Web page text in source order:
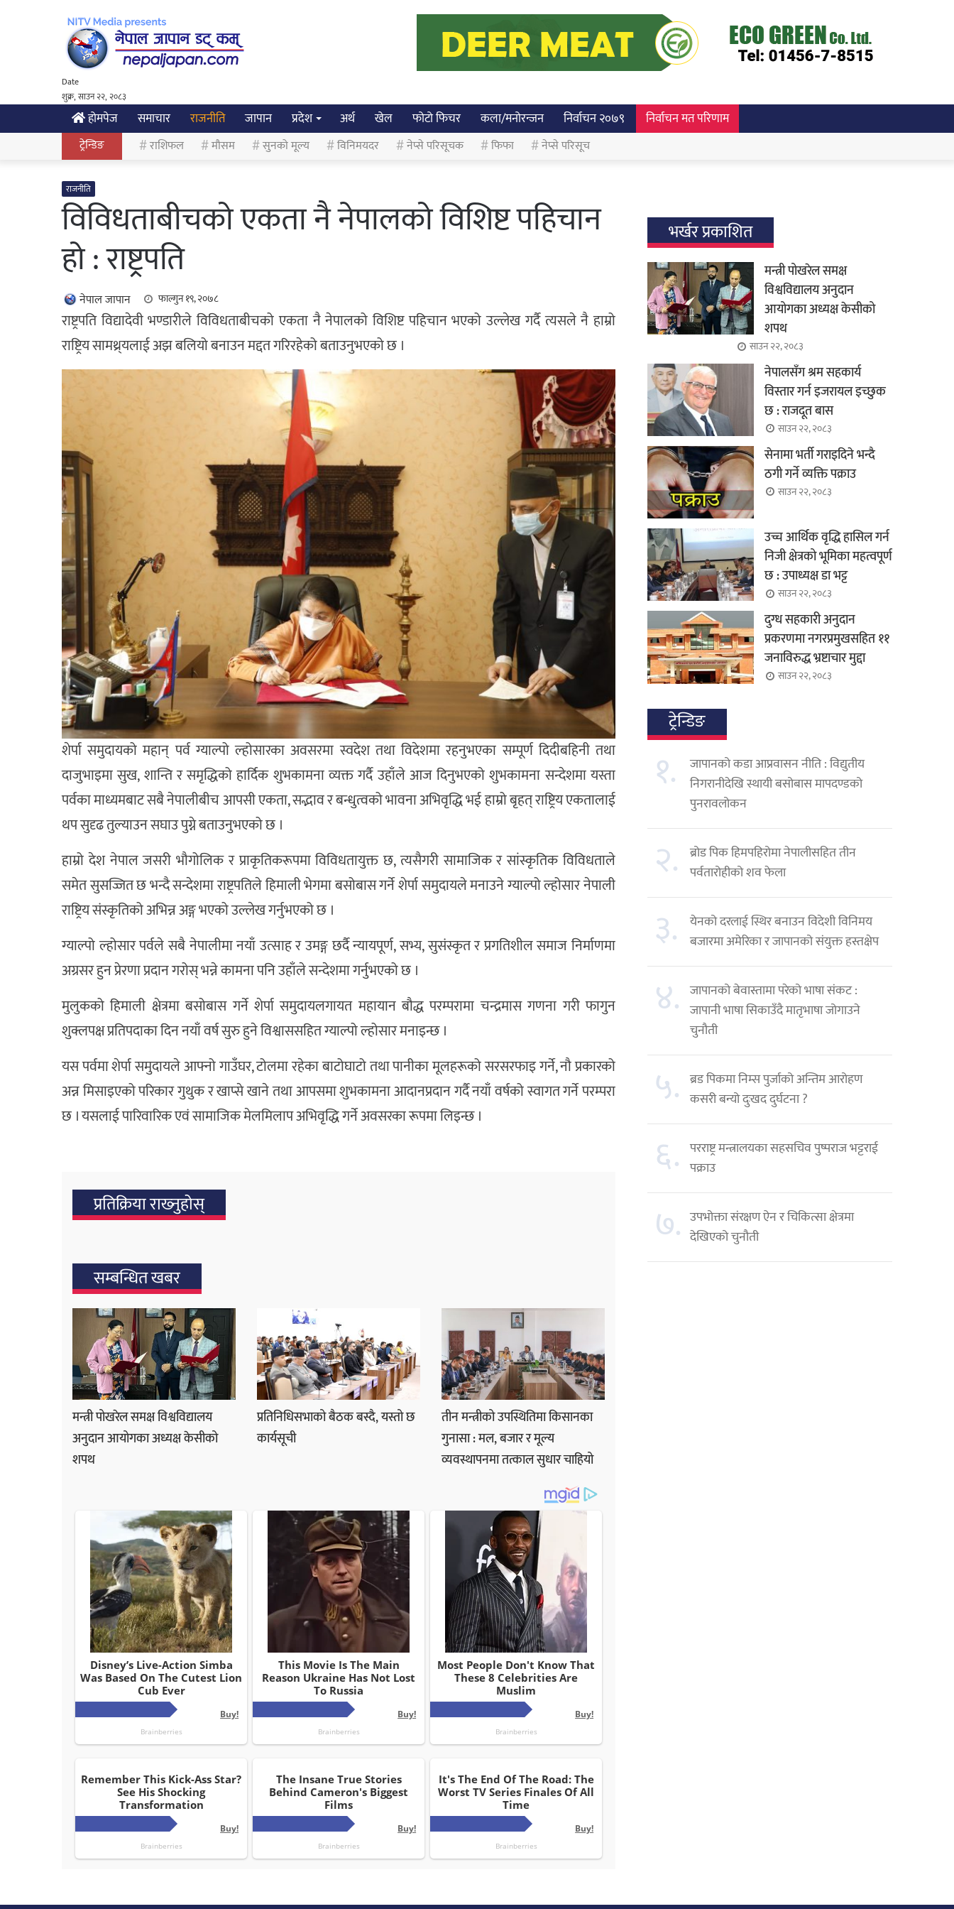
Date
शुक्र, साउन २२, २०८३
होमपेज समाचार राजनीति जापान प्रदेश अर्थ खेल फोटो फिचर कला/मनोरन्जन निर्वाचन २०७९ निर्वाचन मत परिणाम
ट्रेन्डिङ राशिफल मौसम सुनको मूल्य विनिमयदर नेप्से परिसूचक फिफा नेप्से परिसूच
राजनीति
विविधताबीचको एकता नै नेपालको विशिष्ट पहिचान
हो : राष्ट्रपति
नेपाल जापान फाल्गुन १९, २०७८
राष्ट्रपति विद्यादेवी भण्डारीले विविधताबीचको एकता नै नेपालको विशिष्ट पहिचान भएको उल्लेख गर्दै त्यसले नै हाम्रो
राष्ट्रिय सामथ्र्यलाई अझ बलियो बनाउन मद्दत गरिरहेको बताउनुभएको छ ।
शेर्पा समुदायको महान् पर्व ग्याल्पो ल्होसारका अवसरमा स्वदेश तथा विदेशमा रहनुभएका सम्पूर्ण दिदीबहिनी तथा
दाजुभाइमा सुख, शान्ति र समृद्धिको हार्दिक शुभकामना व्यक्त गर्दै उहाँले आज दिनुभएको शुभकामना सन्देशमा यस्ता
पर्वका माध्यमबाट सबै नेपालीबीच आपसी एकता, सद्भाव र बन्धुत्वको भावना अभिवृद्धि भई हाम्रो बृहत् राष्ट्रिय एकतालाई
थप सुदृढ तुल्याउन सघाउ पुग्ने बताउनुभएको छ ।
हाम्रो देश नेपाल जसरी भौगोलिक र प्राकृतिकरूपमा विविधतायुक्त छ, त्यसैगरी सामाजिक र सांस्कृतिक विविधताले
समेत सुसज्जित छ भन्दै सन्देशमा राष्ट्रपतिले हिमाली भेगमा बसोबास गर्ने शेर्पा समुदायले मनाउने ग्याल्पो ल्होसार नेपाली
राष्ट्रिय संस्कृतिको अभिन्न अङ्ग भएको उल्लेख गर्नुभएको छ ।
ग्याल्पो ल्होसार पर्वले सबै नेपालीमा नयाँ उत्साह र उमङ्ग छर्दै न्यायपूर्ण, सभ्य, सुसंस्कृत र प्रगतिशील समाज निर्माणमा
अग्रसर हुन प्रेरणा प्रदान गरोस् भन्ने कामना पनि उहाँले सन्देशमा गर्नुभएको छ ।
मुलुकको हिमाली क्षेत्रमा बसोबास गर्ने शेर्पा समुदायलगायत महायान बौद्ध परम्परामा चन्द्रमास गणना गरी फागुन
शुक्लपक्ष प्रतिपदाका दिन नयाँ वर्ष सुरु हुने विश्वाससहित ग्याल्पो ल्होसार मनाइन्छ ।
यस पर्वमा शेर्पा समुदायले आफ्नो गाउँघर, टोलमा रहेका बाटोघाटो तथा पानीका मूलहरूको सरसरफाइ गर्ने, नौ प्रकारको
अन्न मिसाइएको परिकार गुथुक र खाप्से खाने तथा आपसमा शुभकामना आदानप्रदान गर्दै नयाँ वर्षको स्वागत गर्ने परम्परा
छ । यसलाई पारिवारिक एवं सामाजिक मेलमिलाप अभिवृद्धि गर्ने अवसरका रूपमा लिइन्छ ।
प्रतिक्रिया राख्‍नुहोस्
सम्बन्धित खबर
मन्त्री पोखरेल समक्ष विश्वविद्यालय
अनुदान आयोगका अध्यक्ष केसीको
शपथ
प्रतिनिधिसभाको बैठक बस्दै, यस्तो छ
कार्यसूची
तीन मन्त्रीको उपस्थितिमा किसानका
गुनासा : मल, बजार र मूल्य
व्यवस्थापनमा तत्काल सुधार चाहियो
भर्खर प्रकाशित
मन्त्री पोखरेल समक्ष
विश्वविद्यालय अनुदान
आयोगका अध्यक्ष केसीको
शपथ
साउन २२, २०८३
नेपालसँग श्रम सहकार्य
विस्तार गर्न इजरायल इच्छुक
छ : राजदूत बास
साउन २२, २०८३
सेनामा भर्ती गराइदिने भन्दै
ठगी गर्ने व्यक्ति पक्राउ
साउन २२, २०८३
उच्च आर्थिक वृद्धि हासिल गर्न
निजी क्षेत्रको भूमिका महत्वपूर्ण
छ : उपाध्यक्ष डा भट्ट
साउन २२, २०८३
दुग्ध सहकारी अनुदान
प्रकरणमा नगरप्रमुखसहित ११
जनाविरुद्ध भ्रष्टाचार मुद्दा
साउन २२, २०८३
ट्रेन्डिङ
१.
जापानको कडा आप्रवासन नीति : विद्युतीय
निगरानीदेखि स्थायी बसोबास मापदण्डको
पुनरावलोकन
२.
ब्रोड पिक हिमपहिरोमा नेपालीसहित तीन
पर्वतारोहीको शव फेला
३.
येनको दरलाई स्थिर बनाउन विदेशी विनिमय
बजारमा अमेरिका र जापानको संयुक्त हस्तक्षेप
४. जापानको बेवास्तामा परेको भाषा संकट :
जापानी भाषा सिकाउँदै मातृभाषा जोगाउने
चुनौती
५. ब्रड पिकमा निम्स पुर्जाको अन्तिम आरोहण
कसरी बन्यो दुःखद दुर्घटना ?
६. परराष्ट्र मन्त्रालयका सहसचिव पुष्पराज भट्टराई
पक्राउ
७. उपभोक्ता संरक्षण ऐन र चिकित्सा क्षेत्रमा
देखिएको चुनौती